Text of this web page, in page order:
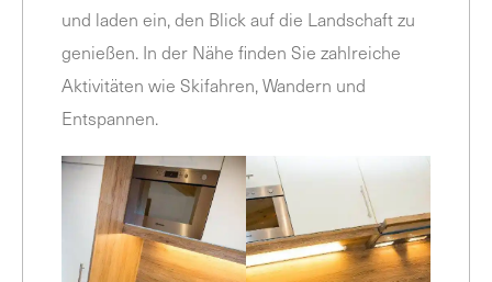
und laden ein, den Blick auf die Landschaft zu
genießen. In der Nähe finden Sie zahlreiche
Aktivitäten wie Skifahren, Wandern und
Entspannen.